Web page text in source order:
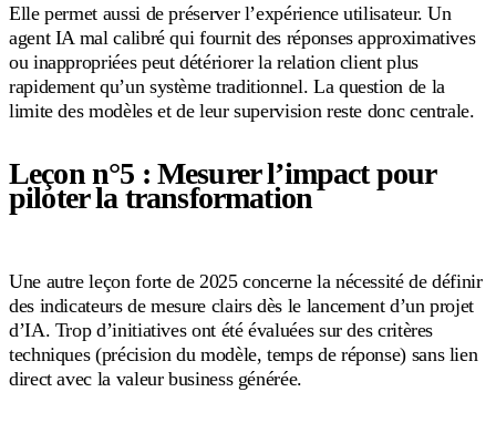
Elle permet aussi de préserver l’expérience utilisateur. Un
agent IA mal calibré qui fournit des réponses approximatives
ou inappropriées peut détériorer la relation client plus
rapidement qu’un système traditionnel. La question de la
limite des modèles et de leur supervision reste donc centrale.
Leçon n°5 : Mesurer l’impact pour
piloter la transformation
Une autre leçon forte de 2025 concerne la nécessité de définir
des indicateurs de mesure clairs dès le lancement d’un projet
d’IA. Trop d’initiatives ont été évaluées sur des critères
techniques (précision du modèle, temps de réponse) sans lien
direct avec la valeur business générée.